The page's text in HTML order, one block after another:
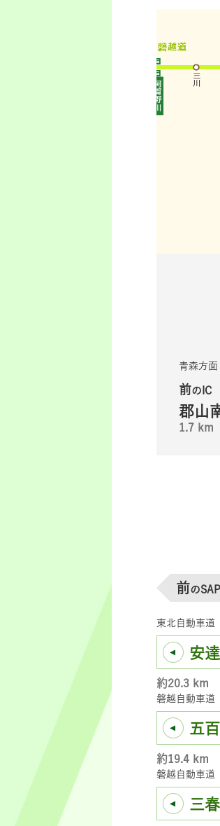
青森方面
前のIC
郡山
1.7 km
前の
東北自動車道
安
約20.3 km
磐越自動車道
五
約19.4 km
磐越自動車道
三